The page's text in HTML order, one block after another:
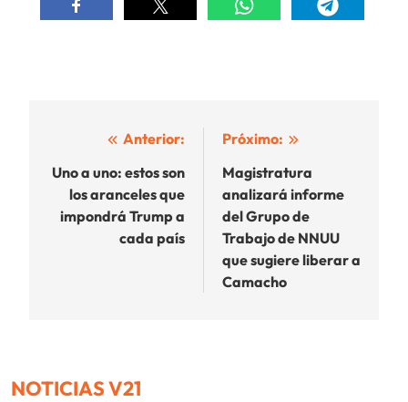
Navegación
de
entradas
Anterior:
Uno a uno: estos son
los aranceles que
impondrá Trump a
cada país
Próximo:
Magistratura
analizará informe
del Grupo de
Trabajo de NNUU
que sugiere liberar a
Camacho
NOTICIAS V21